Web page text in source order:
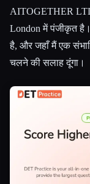
AITOGETHER LTD
London में पंजीकृत
है, और जहाँ मैं एक
चलने की सलाह दूंगा।